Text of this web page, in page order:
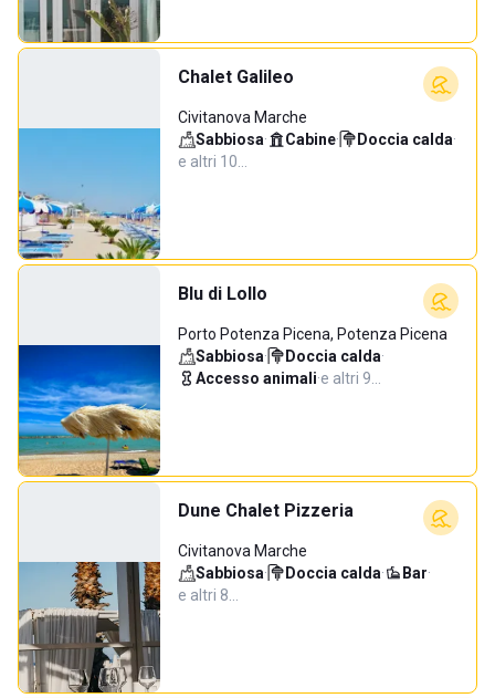
Chalet Galileo
Civitanova Marche
Sabbiosa· Cabine· Doccia calda·
e altri 10…
Blu di Lollo
Porto Potenza Picena, Potenza Picena
Sabbiosa· Doccia calda·
Accesso animali·e altri 9…
Dune Chalet Pizzeria
Civitanova Marche
Sabbiosa· Doccia calda· Bar·
e altri 8…